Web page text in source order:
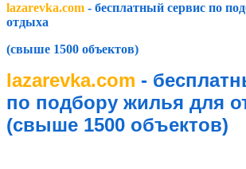
lazarevka.com - бесплатный сервис по
отдыха
(свыше 1500 объектов)
lazarevka.com -
по подбору жилья для
(свыше 1500 объектов)